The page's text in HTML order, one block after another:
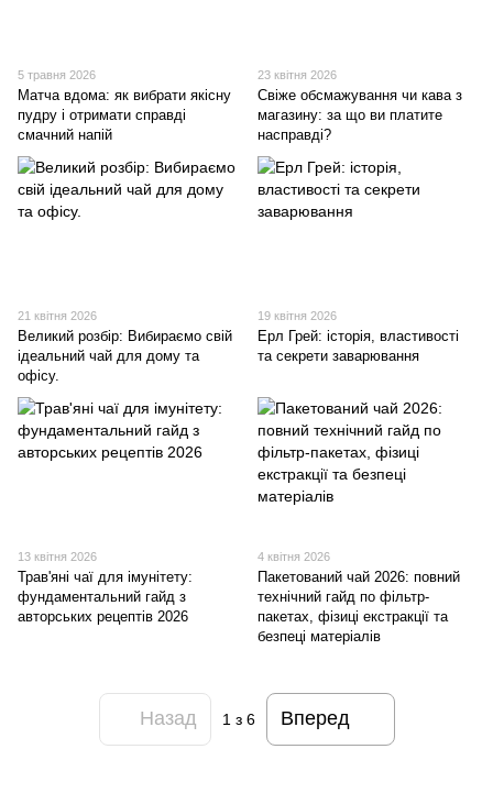
5 травня 2026
Матча вдома: як вибрати якісну
пудру і отримати справді
смачний напій
23 квітня 2026
Свіже обсмажування чи кава з
магазину: за що ви платите
насправді?
21 квітня 2026
Великий розбір: Вибираємо свій
ідеальний чай для дому та
офісу.
19 квітня 2026
Ерл Грей: історія, властивості
та секрети заварювання
13 квітня 2026
Трав'яні чаї для імунітету:
фундаментальний гайд з
авторських рецептів 2026
4 квітня 2026
Пакетований чай 2026: повний
технічний гайд по фільтр-
пакетах, фізиці екстракції та
безпеці матеріалів
Назад 1 з 6 Вперед